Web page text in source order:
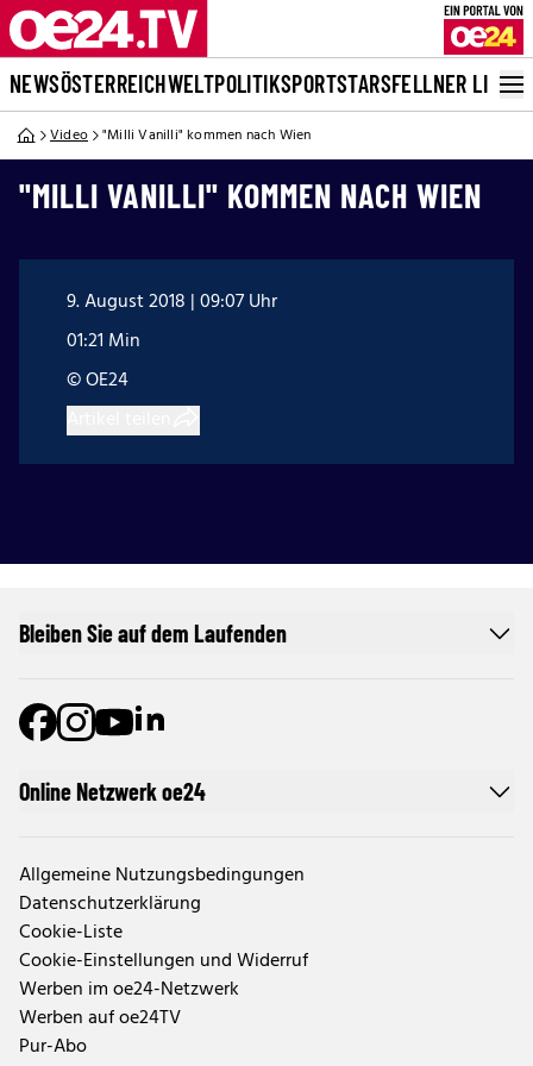
NEWSÖSTERREICHWELTPOLITIKSPORTSTARSFELLNER LIVE
Video "Milli Vanilli" kommen nach Wien
"MILLI VANILLI" KOMMEN NACH WIEN
9. August 2018 | 09:07 Uhr
01:21 Min
© OE24
Online Netzwerk oe24
Allgemeine Nutzungsbedingungen
Datenschutzerklärung
Cookie-Liste
Cookie-Einstellungen und Widerruf
Werben im oe24-Netzwerk
Werben auf oe24TV
Pur-Abo
Bleiben Sie auf dem Laufenden